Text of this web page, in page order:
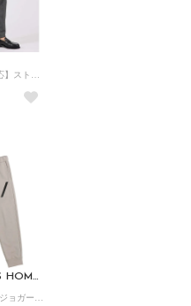
5351 POUR LES HOMMES